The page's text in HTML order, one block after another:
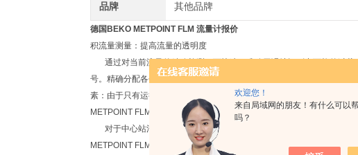
欢迎您！
来自局域网的朋友！有什么可以
吗？
品牌 其他品牌
德国BEKO METPOINT FLM 流量计报价
积流量测量：提高流量的透明度
通过对当前流量的精确检测，可快速、准确无误地识别出可能的过载
号。精确分配各个生产阶段的耗费比例，有助于做出切合实际的成本核
素：由于只有运行另一台压缩机才能补偿泄漏的压缩空气的损失。
METPOINT FLM型
对于中心站消气量测量，可采用 METPOINT® FLM 型。
METPOINT FLM紧凑型